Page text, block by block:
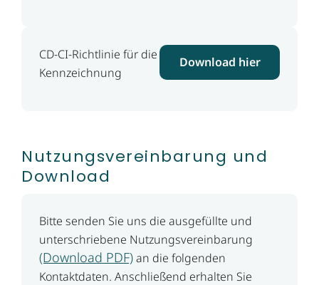
CD-CI-Richtlinie für die
Kennzeichnung
Download hier
Nutzungsvereinbarung und
Download
Bitte senden Sie uns die ausgefüllte und
unterschriebene Nutzungsvereinbarung
(Download PDF)an die folgenden
Kontaktdaten. Anschließend erhalten Sie